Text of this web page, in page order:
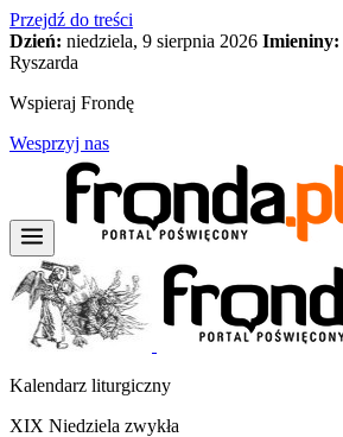
Przejdź do treści
Dzień: niedziela, 9 sierpnia 2026 Imieniny:
Ryszarda
Wspieraj Frondę
Wesprzyj nas
Kalendarz liturgiczny
XIX Niedziela zwykła